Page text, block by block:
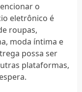
o
eletrônico é
roupas,
moda íntima e
possa ser
plataformas,